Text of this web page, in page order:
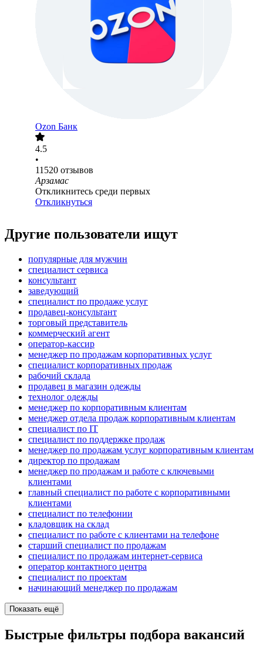
Ozon Банк
4.5
•
11520 отзывов
Арзамас
Откликнитесь среди первых
Откликнуться
Другие пользователи ищут
популярные для мужчин
специалист сервиса
консультант
заведующий
специалист по продаже услуг
продавец-консультант
торговый представитель
коммерческий агент
оператор-кассир
менеджер по продажам корпоративных услуг
специалист корпоративных продаж
рабочий склада
продавец в магазин одежды
технолог одежды
менеджер по корпоративным клиентам
менеджер отдела продаж корпоративным клиентам
специалист по IT
специалист по поддержке продаж
менеджер по продажам услуг корпоративным клиентам
директор по продажам
менеджер по продажам и работе с ключевыми
клиентами
главный специалист по работе с корпоративными
клиентами
специалист по телефонии
кладовщик на склад
специалист по работе с клиентами на телефоне
старший специалист по продажам
специалист по продажам интернет-сервиса
оператор контактного центра
специалист по проектам
начинающий менеджер по продажам
Показать ещё
Быстрые фильтры подбора вакансий